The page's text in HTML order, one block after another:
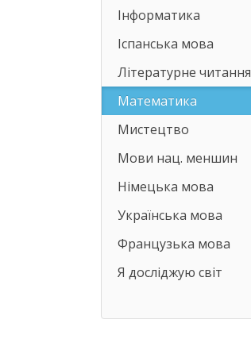
Інформатика
Іспанська мова
Літературне читання
Математика
Мистецтво
Мови нац. меншин
Німецька мова
Українська мова
Французька мова
Я досліджую світ